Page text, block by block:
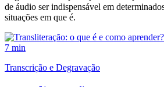
de áudio ser indispensável em
situações em que é.
7 min
Transcrição e Degravação